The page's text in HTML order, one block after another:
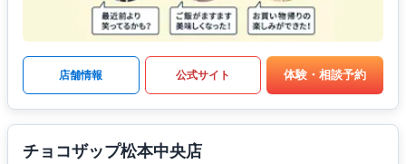
店舗情報 公式サイト 体験・相談予約
チョコザップ松本中央店